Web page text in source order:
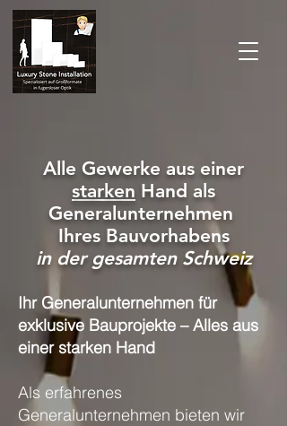
Alle Gewerke aus einer
starken Hand als
Generalunternehmen
Ihres Bauvorhabens
in der gesamten Schweiz
Ihr Generalunternehmen für
exklusive Bauprojekte – Alles aus
einer starken Hand
Als erfahrenes
Generalunternehmen bieten wir